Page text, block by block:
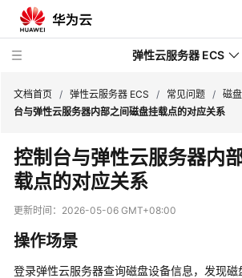
弹性云服务器 ECS
最
新
动
服
务
公
文档首页 / 弹性云服务器 ECS / 常见问题 / 磁
台与弹性云服务器内部之间磁盘挂载点的对应关系
控制台与弹性云服务器内
载点的对应关系
更新时间： 2026-05-06 GMT+08:00
操作场景
登录弹性云服务器查询磁盘设备信息，发现磁